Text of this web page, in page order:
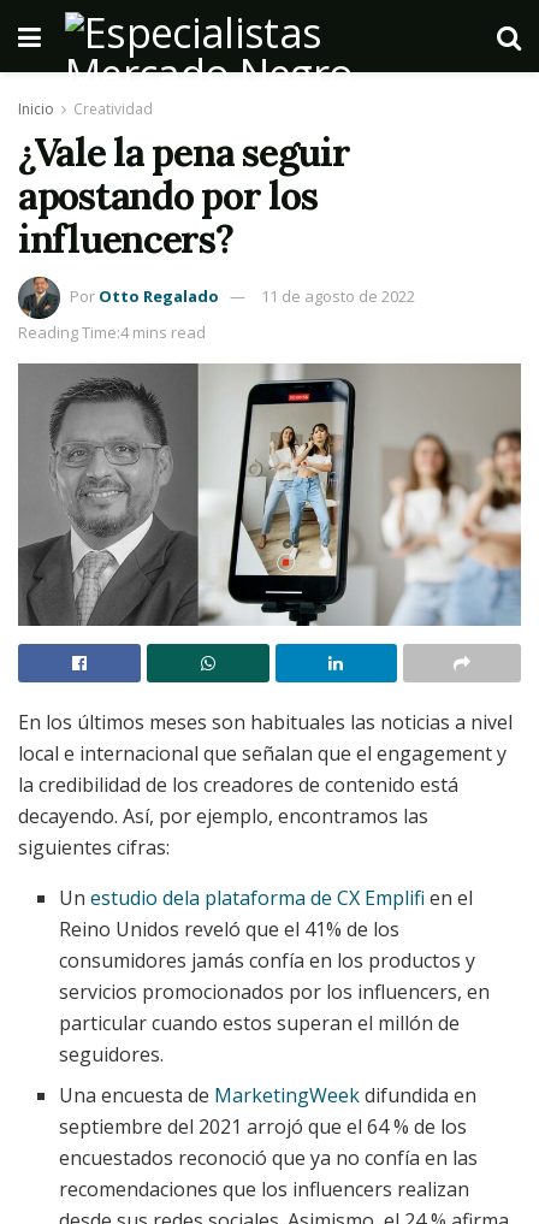
Inicio Creatividad
¿Vale la pena seguir
apostando por los
influencers?
Por Otto Regalado
11 de agosto de 2022
Reading Time:4 mins read
En los últimos meses son habituales las noticias a nivel
local e internacional que señalan que el engagement y
la credibilidad de los creadores de contenido está
decayendo. Así, por ejemplo, encontramos las
siguientes cifras:
Unestudio dela plataforma de CX Emplifi en el
Reino Unidos reveló que el 41% de los
consumidores jamás confía en los productos y
servicios promocionados por los influencers, en
particular cuando estos superan el millón de
seguidores.
Una encuesta de MarketingWeekdifundida en
septiembre del 2021 arrojó que el 64 % de los
encuestados reconoció que ya no confía en las
recomendaciones que los influencers realizan